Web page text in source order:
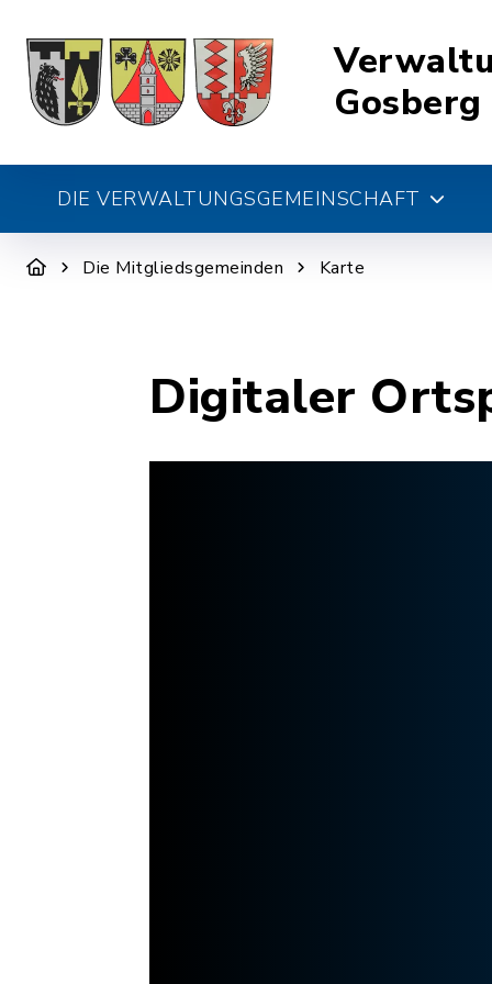
Gosberg
DIE VERWALTUNGSGEMEINSCHAFT
Die Mitgliedsgemeinden Karte
Digitaler